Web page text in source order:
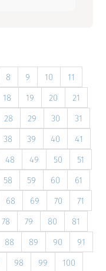
8 9 10
11
18 19 20
21
28 29 30
31
38 39 40
41
48 49 50
51
58 59 60
61
68 69 70
71
78 79 80
81
88 89 90
91
98 99
100